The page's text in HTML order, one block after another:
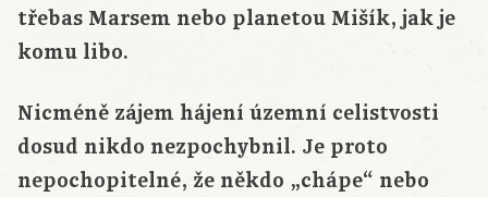
třebas Marsem nebo planetou Mišík, jak je
komu libo.
Nicméně zájem hájení územní celistvosti
dosud nikdo nezpochybnil. Je proto
nepochopitelné, že někdo „chápe“ nebo